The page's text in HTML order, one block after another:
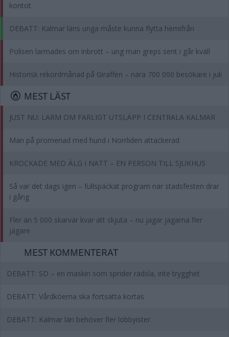
kontot
DEBATT: Kalmar läns unga måste kunna flytta hemifrån
Polisen larmades om inbrott – ung man greps sent i går kväll
Historisk rekordmånad på Giraffen – nära 700 000 besökare i juli
MEST LÄST
JUST NU: LARM OM FARLIGT UTSLÄPP I CENTRALA KALMAR
Man på promenad med hund i Norrliden attackerad
KROCKADE MED ÄLG I NATT – EN PERSON TILL SJUKHUS
Så var det dags igen – fullspäckat program när stadsfesten drar
i gång
Fler än 5 000 skarvar kvar att skjuta – nu jagar jägarna fler
jägare
MEST KOMMENTERAT
DEBATT: SD – en maskin som sprider rädsla, inte trygghet
DEBATT: Vårdköerna ska fortsätta kortas
DEBATT: Kalmar län behöver fler lobbyister